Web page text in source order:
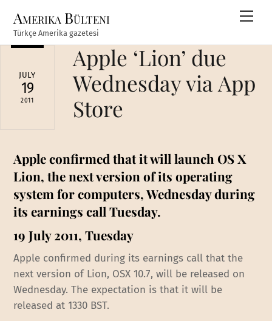
content
Amerika Bülteni
Türkçe Amerika gazetesi
JULY
19
2011
Apple ‘Lion’ due
Wednesday via App
Store
Apple confirmed that it will launch OS X
Lion, the next version of its operating
system for computers, Wednesday during
its earnings call Tuesday.
19 July 2011, Tuesday
Apple confirmed during its earnings call that the
next version of Lion, OSX 10.7, will be released on
Wednesday. The expectation is that it will be
released at 1330 BST.